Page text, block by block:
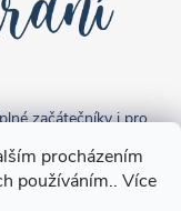
procházením
používáním.. Více
začátečníky i pro